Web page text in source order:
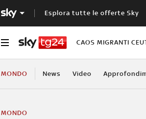
Esplora tutte le offerte Sky
CAOS MIGRANTI
MONDO News Video
MONDO